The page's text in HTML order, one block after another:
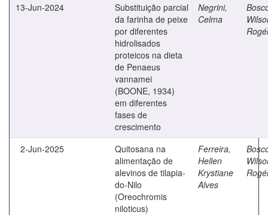
13-Jun-2024
Substituição parcial
da farinha de peixe
por diferentes
hidrolisados
proteicos na dieta
de Penaeus
vannamei
(BOONE, 1934)
em diferentes
fases de
crescimento
Negrini,
Celma
2-Jun-2025
Quitosana na
alimentação de
alevinos de tilapia-
do-Nilo
(Oreochromis
niloticus)
Ferreira,
Hellen
Krystiane
Alves